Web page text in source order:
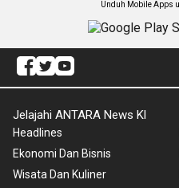
Unduh Mobile Apps
Jelajahi ANTARA News Kl
Headlines
Ekonomi Dan Bisnis
Wisata Dan Kuliner